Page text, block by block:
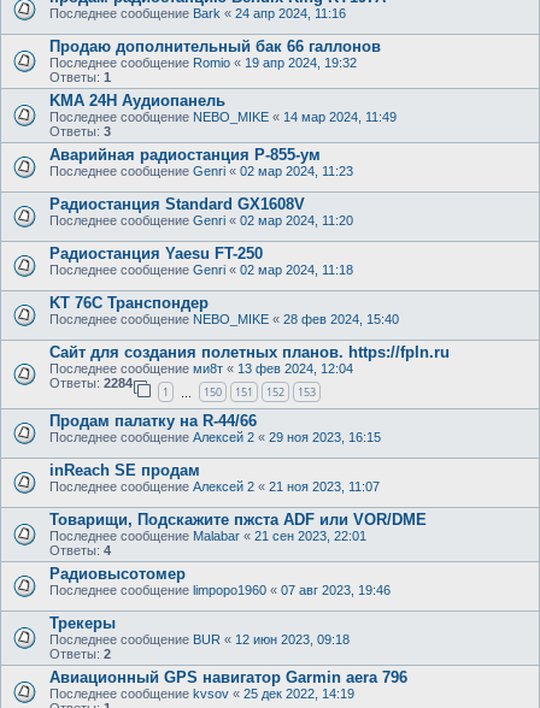
Последнее сообщение Bark « 24 апр 2024, 11:16
Продаю дополнительный бак 66 галлонов
Последнее сообщение Romio « 19 апр 2024, 19:32
Ответы: 1
KMA 24H Аудиопанель
Последнее сообщение NEBO_MIKE « 14 мар 2024, 11:49
Ответы: 3
Аварийная радиостанция Р-855-ум
Последнее сообщение Genri « 02 мар 2024, 11:23
Радиостанция Standard GX1608V
Последнее сообщение Genri « 02 мар 2024, 11:20
Радиостанция Yaesu FT-250
Последнее сообщение Genri « 02 мар 2024, 11:18
KT 76C Транспондер
Последнее сообщение NEBO_MIKE « 28 фев 2024, 15:40
Сайт для создания полетных планов. https://fpln.ru
Последнее сообщение ми8т « 13 фев 2024, 12:04
Ответы: 2284
1 150 151 152 153
Продам палатку на R-44/66
Последнее сообщение Алексей 2 « 29 ноя 2023, 16:15
inReach SE продам
Последнее сообщение Алексей 2 « 21 ноя 2023, 11:07
Товарищи, Подскажите пжста ADF или VOR/DME
Последнее сообщение Malabar « 21 сен 2023, 22:01
Ответы: 4
Радиовысотомер
Последнее сообщение limpopo1960 « 07 авг 2023, 19:46
Трекеры
Последнее сообщение BUR « 12 июн 2023, 09:18
Ответы: 2
Авиационный GPS навигатор Garmin aera 796
Последнее сообщение kvsov « 25 дек 2022, 14:19